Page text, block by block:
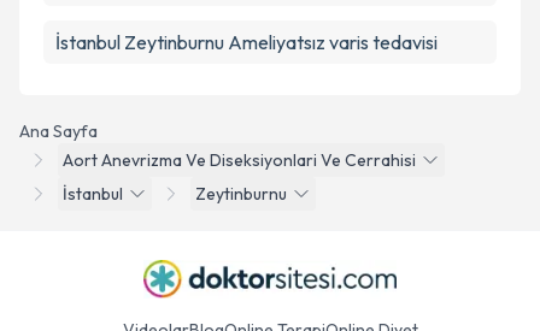
Ana Sayfa
Aort Anevrizma Ve Diseksiyonlari Ve Cerrahisi
İstanbul
Zeytinburnu
İstanbul Zeytinburnu Ameliyatsız varis tedavisi